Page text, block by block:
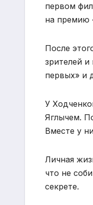
первом
на премию
После
зрителей и
первых» и
У
Яглычем.
Вместе у
Личная
что не
секрете.